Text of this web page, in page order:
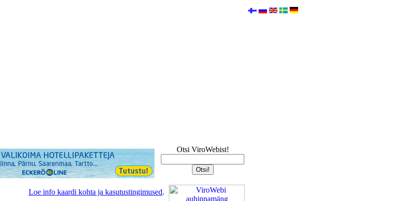
Otsi ViroWebist!
Loe info kaardi kohta ja kasutustingimused.